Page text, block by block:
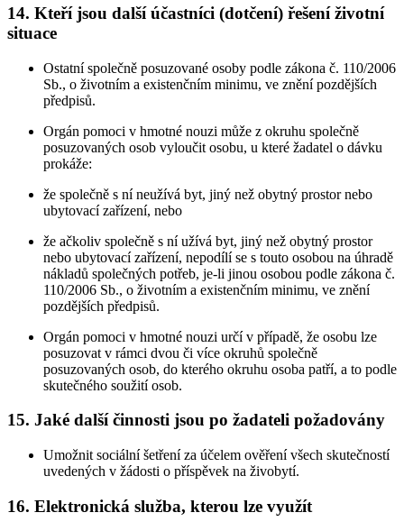
14. Kteří jsou další účastníci (dotčení) řešení životní
situace
Ostatní společně posuzované osoby podle zákona č. 110/2006
Sb., o životním a existenčním minimu, ve znění pozdějších
předpisů.
Orgán pomoci v hmotné nouzi může z okruhu společně
posuzovaných osob vyloučit osobu, u které žadatel o dávku
prokáže:
že společně s ní neužívá byt, jiný než obytný prostor nebo
ubytovací zařízení, nebo
že ačkoliv společně s ní užívá byt, jiný než obytný prostor
nebo ubytovací zařízení, nepodílí se s touto osobou na úhradě
nákladů společných potřeb, je-li jinou osobou podle zákona č.
110/2006 Sb., o životním a existenčním minimu, ve znění
pozdějších předpisů.
Orgán pomoci v hmotné nouzi určí v případě, že osobu lze
posuzovat v rámci dvou či více okruhů společně
posuzovaných osob, do kterého okruhu osoba patří, a to podle
skutečného soužití osob.
15. Jaké další činnosti jsou po žadateli požadovány
Umožnit sociální šetření za účelem ověření všech skutečností
uvedených v žádosti o příspěvek na živobytí.
16. Elektronická služba, kterou lze využít